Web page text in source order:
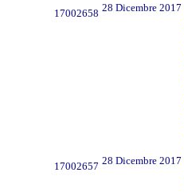
17002658 28 Dicembre 2017
17002657 28 Dicembre 2017